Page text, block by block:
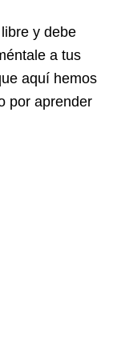
y debe
a tus
aquí hemos
por aprender